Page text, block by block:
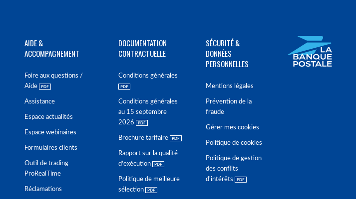
AIDE &
ACCOMPAGNEMENT
Foire aux questions /
Aide
Assistance
Espace actualités
Espace webinaires
Formulaires clients
Outil de trading
ProRealTime
Réclamations
DOCUMENTATION
CONTRACTUELLE
Conditions générales
Conditions générales
au 15 septembre
2026
Brochure tarifaire
Rapport sur la qualité
d'exécution
Politique de meilleure
sélection
SÉCURITÉ &
DONNÉES
PERSONNELLES
Mentions légales
Prévention de la
fraude
Gérer mes cookies
Politique de cookies
Politique de gestion
des conflits
d'intérêts